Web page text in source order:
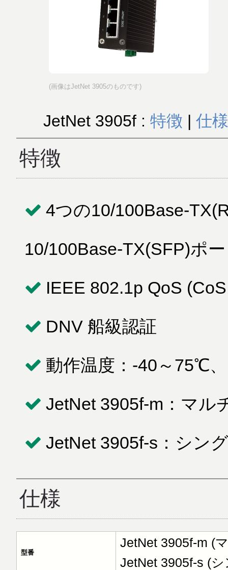
(画像はJetNet 3905のものです)
JetNet 3905f : 特徴 | 仕様
特徴
4つの10/100Base-
10/100Base-TX(SFP)ポ
IEEE 802.1p QoS
DNV 船級認証
動作温度：-40～75℃
JetNet 3905f-m：マル
JetNet 3905f-s：シン
仕様
型番
JetNet 3905f-m (
JetNet 3905f-s (